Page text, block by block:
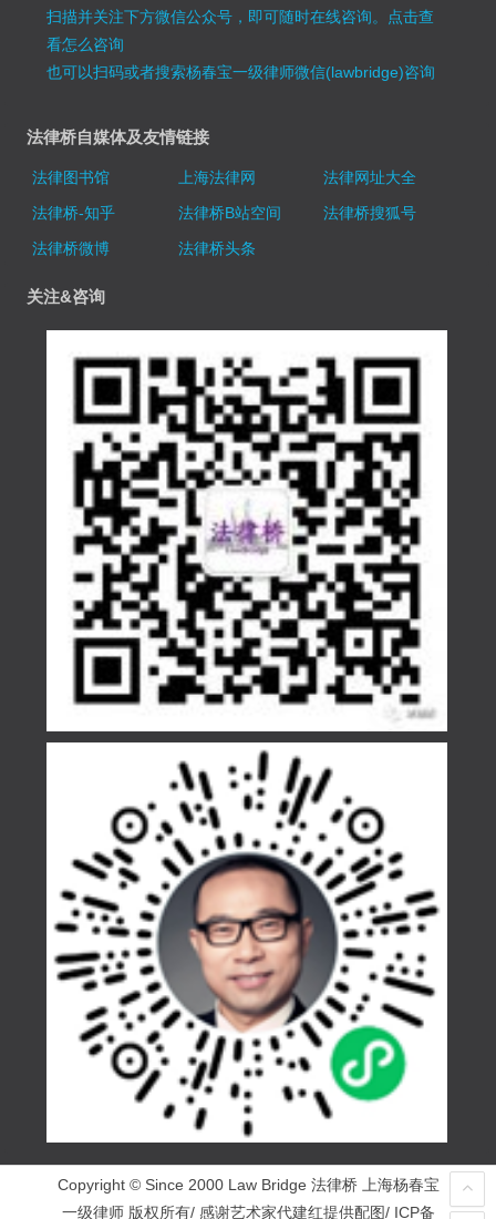
扫描并关注下方微信公众号，即可随时在线咨询。 点击查
看怎么咨询
也可以扫码或者搜索杨春宝一级律师微信(lawbridge)咨询
法律桥自媒体及友情链接
法律图书馆 上海法律网
法律网址大全
法律桥-知乎
法律桥B站空间
法律桥搜狐号
法律桥微博
法律桥头条
关注&咨询
Copyright © Since 2000 Law Bridge 法律桥 上海杨春宝
一级律师 版权所有/ 感谢艺术家代建红提供配图/ ICP备